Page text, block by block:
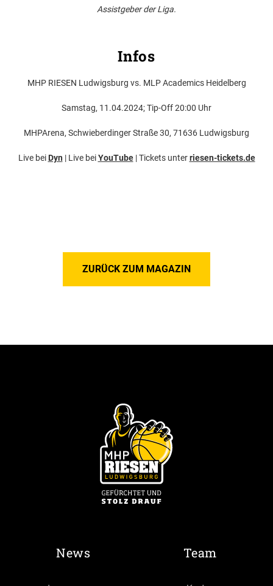
Assistgeber der Liga.
Infos
MHP RIESEN Ludwigsburg vs. MLP Academics Heidelberg
Samstag, 11.04.2024; Tip-Off 20:00 Uhr
MHPArena, Schwieberdinger Straße 30, 71636 Ludwigsburg
Live bei Dyn | Live beiYouTube| Tickets unterriesen-tickets.de
ZURÜCK ZUM MAGAZIN
News Team